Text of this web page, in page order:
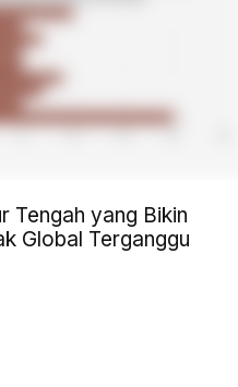
Tengah yang Bikin
Global Terganggu